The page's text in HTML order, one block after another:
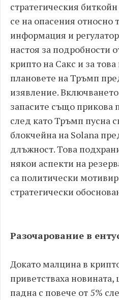
стратегическия
се на опасения относно
информация и
настоя за подробности
крипто на Сакс и за
плановете на Тръмп
изявление.
запасите също прикова
след като Тръмп пусна
блокчейна на Solana
длъжност. Това
някои аспекти на
са политически
стратегически
Разочарование в
Докато малцина в
приветстваха новината,
падна с повече от 5%